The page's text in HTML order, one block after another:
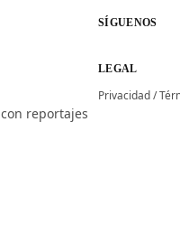
reportajes
SÍGUENOS
LEGAL
Privacidad/